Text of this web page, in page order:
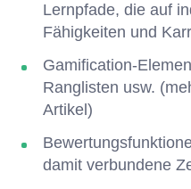
Lernpfade, die auf
Fähigkeiten und
Gamification-
Ranglisten usw.
Artikel)
damit verbundene